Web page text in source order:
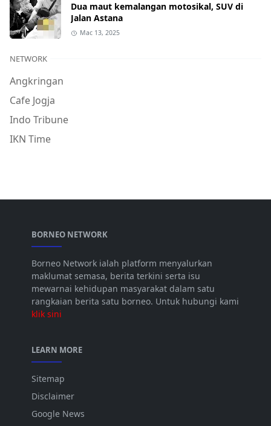
Dua maut kemalangan motosikal, SUV di
Jalan Astana
Mac 13, 2025
NETWORK
Angkringan
Cafe Jogja
Indo Tribune
IKN Time
BORNEO NETWORK
Borneo Network ialah platform menyalurkan
maklumat semasa, berita terkini serta isu
mewarnai kehidupan masyarakat dalam satu
rangkaian berita satu borneo. Untuk hubungi kami
klik sini
LEARN MORE
Sitemap
Disclaimer
Google News